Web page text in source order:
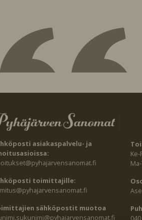
asiakaspalvelu- ja
toimittajille:
sähköpostit muotoa
Ke-